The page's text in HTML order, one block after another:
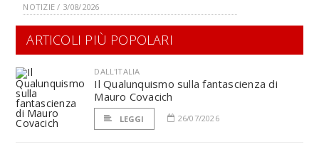
NOTIZIE / 3/08/2026
ARTICOLI PIÙ POPOLARI
DALL'ITALIA
Il Qualunquismo sulla fantascienza di
Mauro Covacich
LEGGI 26/07/2026